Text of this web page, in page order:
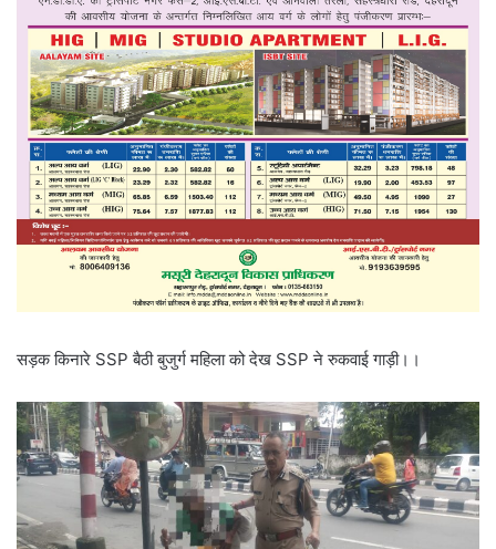
सड़क किनारे SSP बैठी बुजुर्ग महिला को देख SSP ने रुकवाई गाड़ी।।